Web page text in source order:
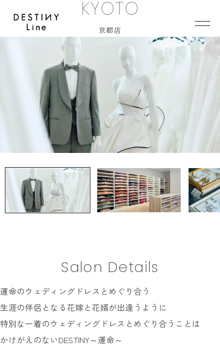
TOP
CONCEPT
COLLECTION
WEDDING DRESS
TUXEDO
BRAND
VERA WANG HAUTE
ALL BRAND
NEW DRESS
SHOP
CONTACT
KYOTO
京都店
Salon Details
運命のウェディングドレスとめぐり合う
生涯の伴侶となる花嫁と花婿が出逢うように
特別な一着のウェディングドレスとめぐり合うことは
かけがえのないDESTINY～運命～